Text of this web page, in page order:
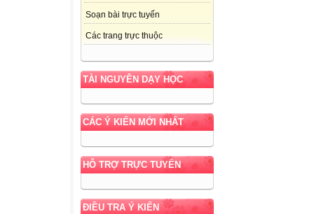
Soạn bài trực tuyến
Các trang trực thuộc
TÀI NGUYÊN DẠY HỌC
CÁC Ý KIẾN MỚI NHẤT
HỖ TRỢ TRỰC TUYẾN
ĐIỀU TRA Ý KIẾN